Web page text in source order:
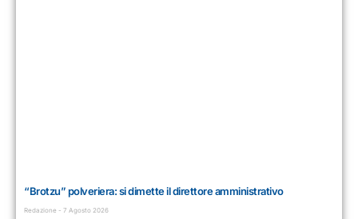
“Brotzu” polveriera: si dimette il direttore amministrativo
Redazione 7 Agosto 2026